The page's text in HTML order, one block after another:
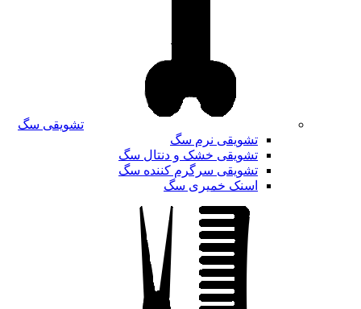
تشویقی سگ
تشویقی نرم سگ
تشویقی خشک و دنتال سگ
تشویقی سرگرم کننده سگ
اسنک خمیری سگ